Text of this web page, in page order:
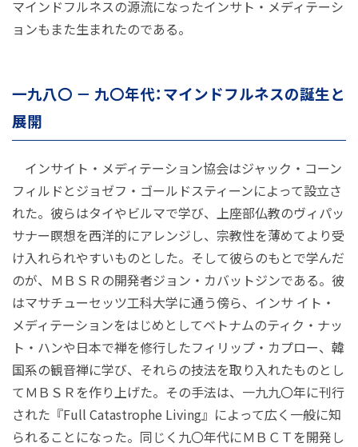
マインドフルネスの源流になったインサト・メディテーシ
ョンもまた生まれたのである。
一九八〇 － 九〇年代：マインドフルネスの誕生と
展開
インサイト・メディテーション協会はジャック・コーン
フィルドとジョゼフ・ゴールドスティーンによって設立さ
れた。彼らはタイやビルマで学び、上座部仏教のヴィパッ
サナー瞑想を西洋的にアレンジし、宗教性を薄めてより受
け入れられやすいものとした。そして彼らのもとで学んだ
のが、ＭＢＳＲの開発者ジョン・カバットジンである。彼
はマサチューセッツ工科大学に通う傍ら、インサ イト・
メディテーションをはじめとしてベトナムのティク・ナッ
ト・ハンや日本で禅を修行したフィリップ・カプロー、韓
国系の観音禅に学び、それらの技法を取り入れたものとし
てＭＢＳＲを作り上げた。その手法は、一九九〇年に刊行
された『Full Catastrophe Living』によって広く一般に知
られることになった。同じく九〇年代にＭＢＣＴを開発し